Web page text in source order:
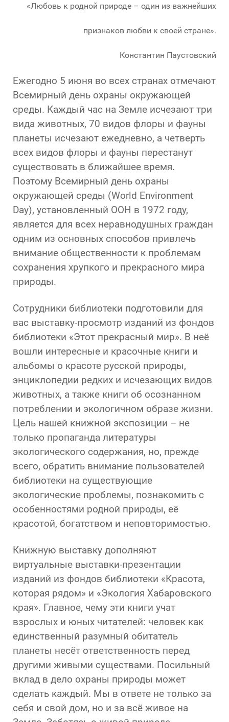
«Любовь к родной природе – один из важнейших
признаков любви к своей стране».
Константин Паустовский
Ежегодно 5 июня во всех странах отмечают
Всемирный день охраны окружающей
среды. Каждый час на Земле исчезают три
вида животных, 70 видов флоры и фауны
планеты исчезают ежедневно, а четверть
всех видов флоры и фауны перестанут
существовать в ближайшее время.
Поэтому Всемирный день охраны
окружающей среды (World Environment
Day), установленный ООН в 1972 году,
является для всех неравнодушных граждан
одним из основных способов привлечь
внимание общественности к проблемам
сохранения хрупкого и прекрасного мира
природы.
Сотрудники библиотеки подготовили для
вас выставку-просмотр изданий из фондов
библиотеки «Этот прекрасный мир». В неё
вошли интересные и красочные книги и
альбомы о красоте русской природы,
энциклопедии редких и исчезающих видов
животных, а также книги об осознанном
потреблении и экологичном образе жизни.
Цель нашей книжной экспозиции – не
только пропаганда литературы
экологического содержания, но, прежде
всего, обратить внимание пользователей
библиотеки на существующие
экологические проблемы, познакомить с
особенностями родной природы, её
красотой, богатством и неповторимостью.
Книжную выставку дополняют
виртуальные выставки-презентации
изданий из фондов библиотеки «Красота,
которая рядом» и «Экология Хабаровского
края». Главное, чему эти книги учат
взрослых и юных читателей: человек как
единственный разумный обитатель
планеты несёт ответственность перед
другими живыми существами. Посильный
вклад в дело охраны природы может
сделать каждый. Мы в ответе не только за
себя и свой дом, но и за всё живое на